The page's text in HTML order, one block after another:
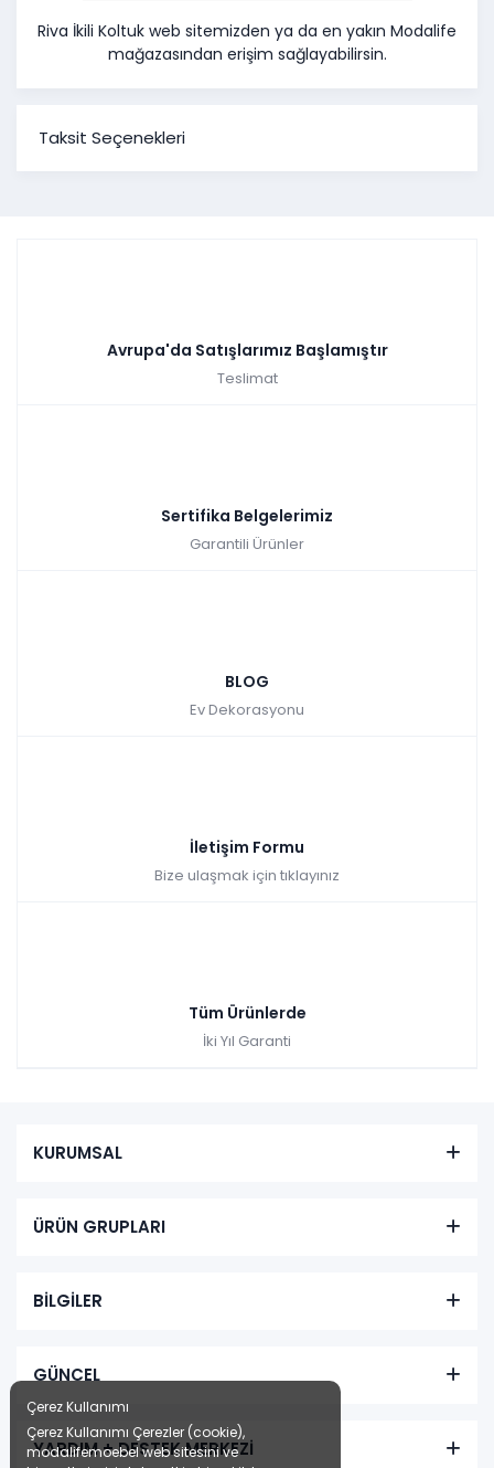
Riva İkili Koltuk web sitemizden ya da en yakın Modalife
mağazasından erişim sağlayabilirsin.
Taksit Seçenekleri
Avrupa'da Satışlarımız Başlamıştır
Teslimat
Sertifika Belgelerimiz
Garantili Ürünler
BLOG
Ev Dekorasyonu
İletişim Formu
Bize ulaşmak için tıklayınız
Tüm Ürünlerde
İki Yıl Garanti
KURUMSAL
ÜRÜN GRUPLARI
BİLGİLER
GÜNCEL
YARDIM + DESTEK MERKEZİ
Çerez Kullanımı
Çerez Kullanımı Çerezler (cookie),
modalifemoebel web sitesini ve